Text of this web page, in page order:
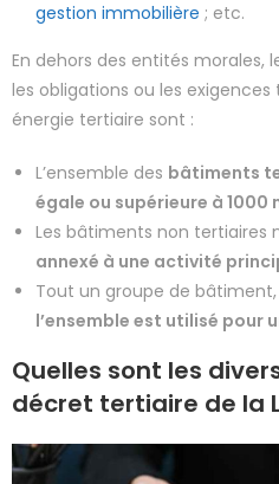
gestion immobilière ; etc.
En dehors des entités morales,
les obligations ou les
énergie tertiaire sont :
L’ensemble des bâtiments
égale ou supérieure à 1000
Les bâtiments non tertiaires
annexé à une activité
Tout un groupe de bâtiment,
l’ensemble est utilisé pour
Quelles sont les
décret tertiaire de la